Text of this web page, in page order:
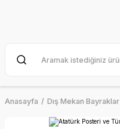
Anasayfa Dış Mekan Bayraklar